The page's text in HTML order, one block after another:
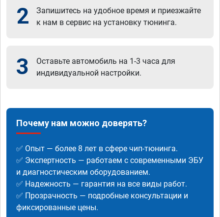
2
Запишитесь на удобное время и приезжайте
к нам в сервис на установку тюнинга.
3
Оставьте автомобиль на 1-3 часа для
индивидуальной настройки.
Почему нам можно доверять?
✅ Опыт — более 8 лет в сфере чип-тюнинга.
✅ Экспертность — работаем с современными ЭБУ
и диагностическим оборудованием.
✅ Надежность — гарантия на все виды работ.
✅ Прозрачность — подробные консультации и
фиксированные цены.